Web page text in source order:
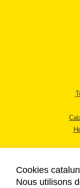
Cookies
Nous utilisons